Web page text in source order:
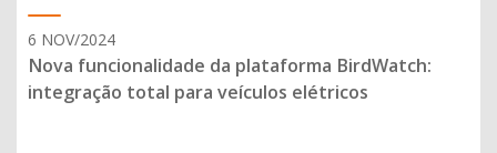
6 NOV/2024
Nova funcionalidade da plataforma BirdWatch:
integração total para veículos elétricos